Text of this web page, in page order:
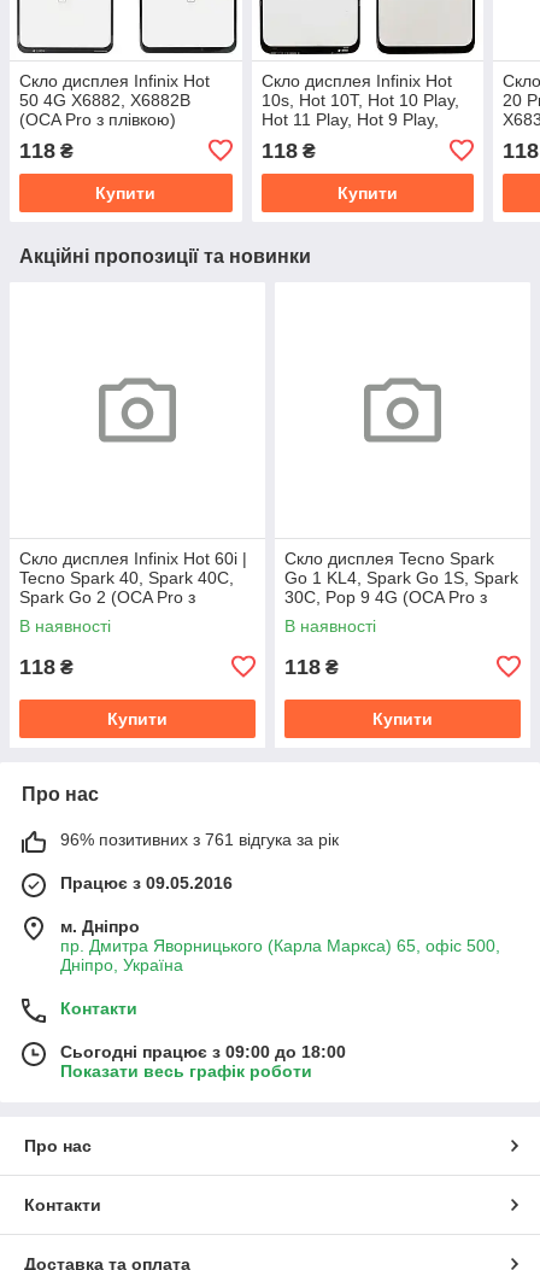
Скло дисплея Infinix Hot
50 4G X6882, X6882B
(OCA Pro з плівкою)
118 ₴
Купити
Скло дисплея Infinix Hot
10s, Hot 10T, Hot 10 Play,
Hot 11 Play, Hot 9 Play,
Tecno Spark 7P (OCA Pro з
плівкою)
118₴
Купити
20
118
Акційні пропозиції та новинки
Скло дисплея Infinix Hot 60i |
Tecno Spark 40, Spark 40C,
Spark Go 2 (OCA Pro з
плівкою)
В наявності
118 ₴
Купити
Скло дисплея Tecno Spark
Go 1 KL4, Spark Go 1S, Spark
30C, Pop 9 4G (OCA Pro з
плівкою)
В наявності
118 ₴
Купити
Про нас
96% позитивних з 761 відгука за рік
Працює з 09.05.2016
м. Дніпро
пр. Дмитра Яворницького (Карла Маркса) 65, офіс 500,
Дніпро, Україна
Контакти
Сьогодні працює з 09:00 до 18:00
Показати весь графік роботи
Про нас
Контакти
Доставка та оплата